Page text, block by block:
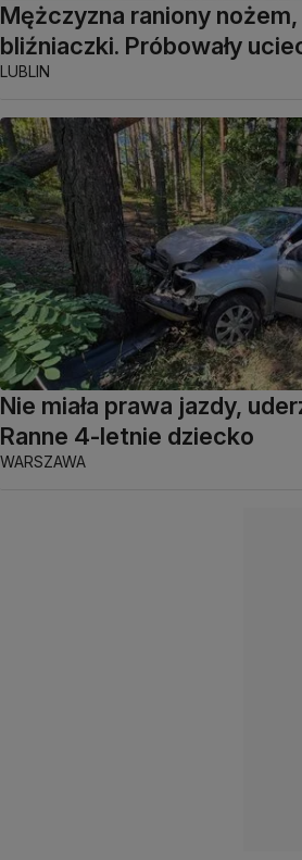
Mężczyzna raniony
bliźniaczki. Próbowały
LUBLIN
Nie miała prawa jazdy,
Ranne 4-letnie dziecko
WARSZAWA